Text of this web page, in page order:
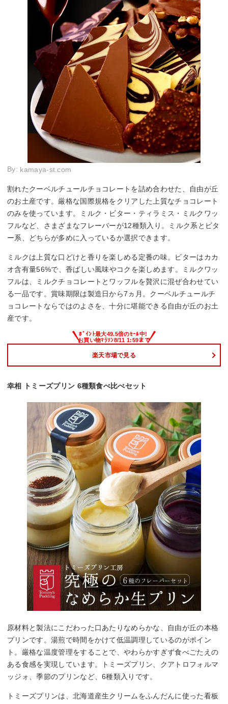
By: kamaya-st.com
割れたクーベルチュールチョコレートを詰め合わせた、自由が丘
のお土産です。厳格な国際規格をクリアした上質なチョコレート
のみを使っています。ミルク・ビター・ティラミス・ミルクワッ
フルなど、さまざまなフレーバーが12種類入り。ミルク系とビタ
ー系、どちらが多めに入っているか選択できます。
ミルクは上質な口どけと香りを楽しめる定番の味。ビターはカカ
オ含有量56%で、香ばしい風味やコクを楽しめます。ミルクワッ
フルは、ミルクチョコレートとワッフルを贅沢に混ぜ合わせてい
る一品です。賞味期限は製造日から7ヵ月。クーベルチュールチ
ョコレートならではのよさを、十分に堪能できる自由が丘のお土
産です。
楽天市場で見る
幸相 トミーズプリン 6種類食べ比べセット
原材料と製法にこだわった口あたりなめらかな、自由が丘の本格
プリンです。湯煎で時間をかけて低温調理しているのがポイン
ト。厳格な温度管理をすることで、やわらかすぎず食べごたえの
ある食感を実現しています。トミーズプリン、クアトロフォルマ
ッジォ、季節のプリンなど、6種類入りです。
トミーズプリンは、北海道産生クリームをふんだんに使った看板